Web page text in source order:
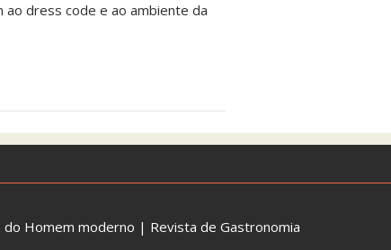
dress code e ao ambiente da
do Homem moderno | Revista de Gastronomia